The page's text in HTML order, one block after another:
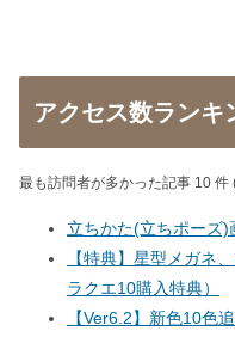
アクセス数ランキ
最も訪問者が多かった記事 10 件
立ちかた(立ちポーズ)
【特典】星型メガネ
ラクエ10購入特典）
【Ver6.2】新色10色